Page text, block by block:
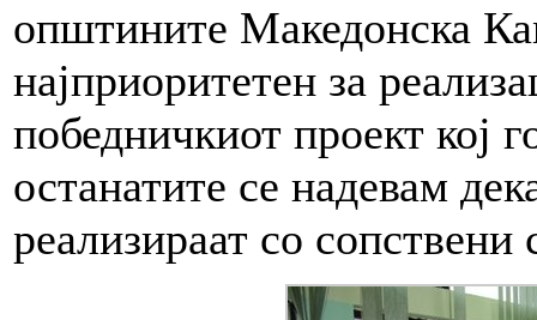
општините Македонска
најприоритетен за
победничкиот проект кој
останатите се надевам
реализираат со сопствени